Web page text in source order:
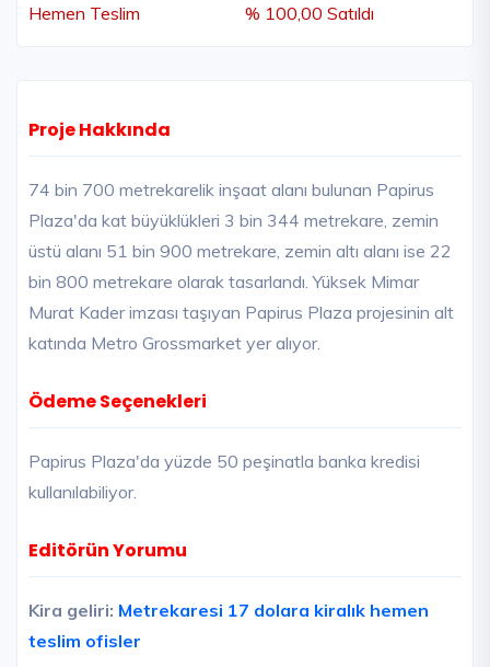
Hemen Teslim
% 100,00 Satıldı
Proje Hakkında
74 bin 700 metrekarelik inşaat alanı bulunan Papirus
Plaza'da kat büyüklükleri 3 bin 344 metrekare, zemin
üstü alanı 51 bin 900 metrekare, zemin altı alanı ise 22
bin 800 metrekare olarak tasarlandı. Yüksek Mimar
Murat Kader imzası taşıyan Papirus Plaza projesinin alt
katında Metro Grossmarket yer alıyor.
Ödeme Seçenekleri
Papirus Plaza'da yüzde 50 peşinatla banka kredisi
kullanılabiliyor.
Editörün Yorumu
Kira geliri: Metrekaresi 17 dolara kiralık hemen
teslim ofisler